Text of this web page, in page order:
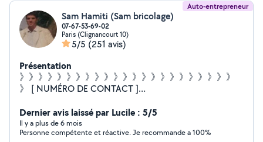
Auto-entrepreneur
Sam Hamiti (Sam bricolage)
07-67-53-69-02
Paris (Clignancourt 10)
5/5 (251 avis)
Présentation
》》》》》》》》》》》》》》》》》》》》》》》
》 [ NUMÉRO DE CONTACT ]
cinquante-trois-soixante-neuf-zero-deux ¤¤¤¤¤¤¤¤¤¤¤¤¤
¤¤¤¤¤¤¤¤¤¤ Bonjour , à votre service pour n'importe
quel bricolage : ¤ Pose de cuisine, rideaux ¤ Étagères ¤
Dernier avis laissé par Lucile : 5/5
Il y a plus de 6 mois
Personne compétente et réactive. Je recommande a 100%